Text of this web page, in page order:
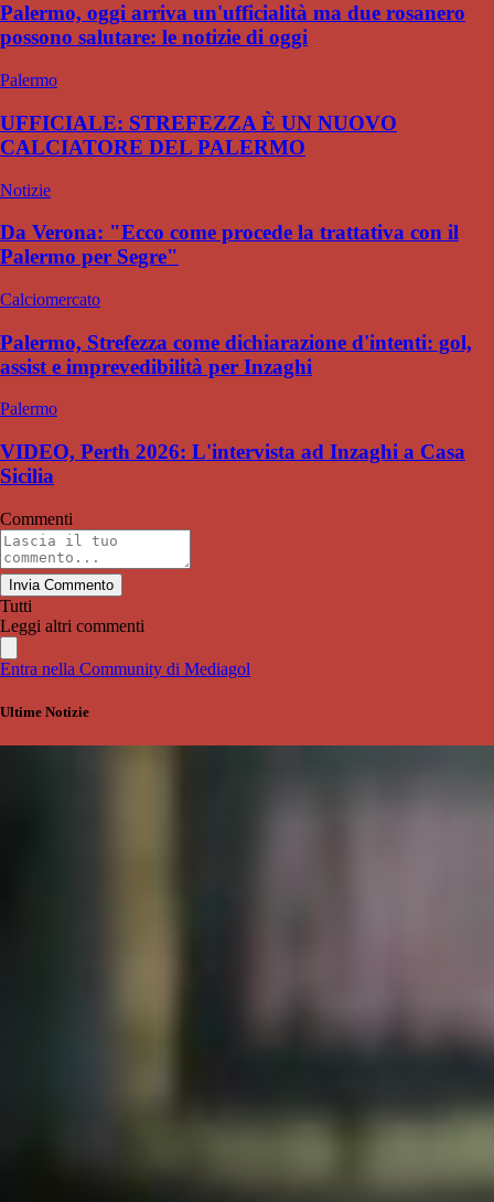
Palermo, oggi arriva un'ufficialità ma due rosanero
possono salutare: le notizie di oggi
Palermo
UFFICIALE: STREFEZZA È UN NUOVO
CALCIATORE DEL PALERMO
Notizie
Da Verona: "Ecco come procede la trattativa con il
Palermo per Segre"
Calciomercato
Palermo, Strefezza come dichiarazione d'intenti: gol,
assist e imprevedibilità per Inzaghi
Palermo
VIDEO, Perth 2026: L'intervista ad Inzaghi a Casa
Sicilia
Commenti
Invia Commento
Tutti
Leggi altri commenti
Entra nella Community di Mediagol
Ultime Notizie